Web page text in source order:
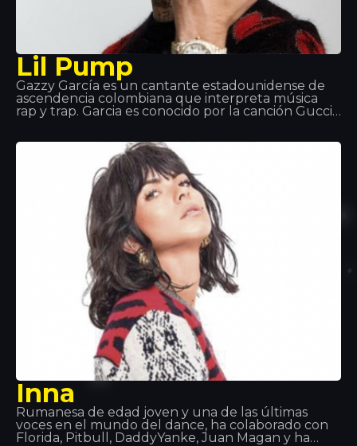
Lil Pump
Gazzy García es un cantante estadounidense de
ascendencia colombiana que interpreta música
rap y trap. Garcia es conocido por la canción Gucci
Hot 100.
Inna
Rumanesa de edad joven y una de las últimas
voces en el mundo del dance, ha colaborado con
Florida, Pitbull, DaddyYanke, Juan Magan y ha